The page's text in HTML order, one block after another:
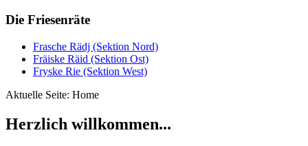
Die Friesenräte
Frasche Rädj (Sektion Nord)
Fräiske Räid (Sektion Ost)
Fryske Rie (Sektion West)
Aktuelle Seite: Home
Herzlich willkommen...